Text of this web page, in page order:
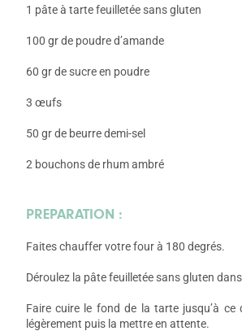
1 pâte à tarte feuilletée sans gluten
100 gr de poudre d’amande
60 gr de sucre en poudre
3 œufs
50 gr de beurre demi-sel
2 bouchons de rhum ambré
PREPARATION :
Faites chauffer votre four à 180 degrés.
Déroulez la pâte feuilletée sans gluten
Faire cuire le fond de la tarte jusqu’à ce
légèrement puis la mettre en attente.